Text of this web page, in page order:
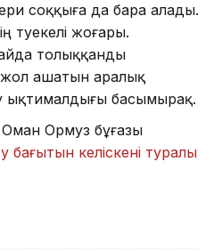
соққыға да бара алады.
жоғары.
толыққанды
жол ашатын аралық
ықтималдығы басымырақ.
Ормуз бұғазы
бағытын келіскені туралы